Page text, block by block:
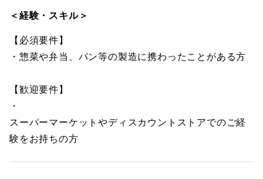
＜経験・スキル＞
【必須要件】
・惣菜や弁当、パン等の製造に携わったことがある方
【歓迎要件】
・
スーパーマーケットやディスカウントストアでのご経
験をお持ちの方